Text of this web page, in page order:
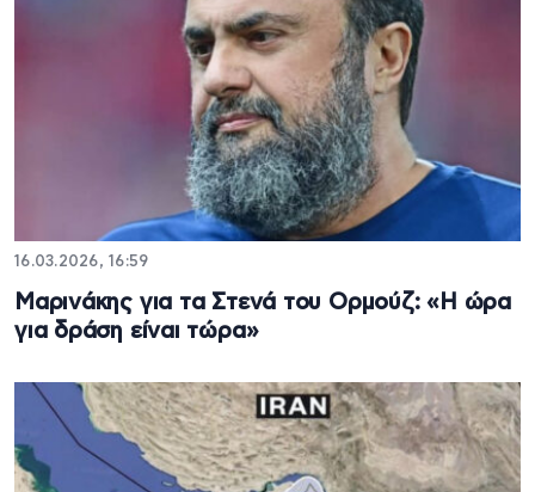
16.03.2026, 16:59
Μαρινάκης για τα Στενά του Ορμούζ: «Η ώρα
για δράση είναι τώρα»